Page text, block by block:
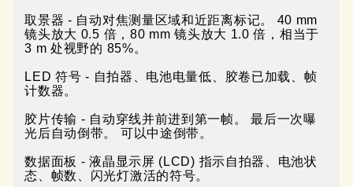
取景器 - 自动对焦测量区域和近距离标记。 40 mm
镜头放大 0.5 倍，80 mm 镜头放大 1.0 倍，相当于
3 m 处视野的 85%。
LED 符号 - 自拍器、电池电量低、胶卷已加载、帧
计数器。
胶片传输 - 自动穿线并前进到第一帧。 最后一次曝
光后自动倒带。 可以中途倒带。
数据面板 - 液晶显示屏 (LCD) 指示自拍器、电池状
态、帧数、闪光灯激活的符号。